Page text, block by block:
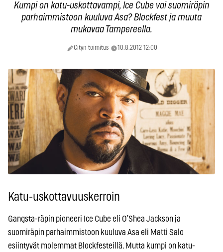
Kumpi on katu-uskottavampi, Ice Cube vai suomiräpin
parhaimmistoon kuuluva Asa? Blockfest ja muuta
mukavaa Tampereella.
Cityn toimitus 10.8.2012 12:00
Katu-uskottavuuskerroin
Gangsta-räpin pioneeri Ice Cube eli O’Shea Jackson ja
suomiräpin parhaimmistoon kuuluva Asa eli Matti Salo
esiintyvät molemmat Blockfesteillä. Mutta kumpi on katu-